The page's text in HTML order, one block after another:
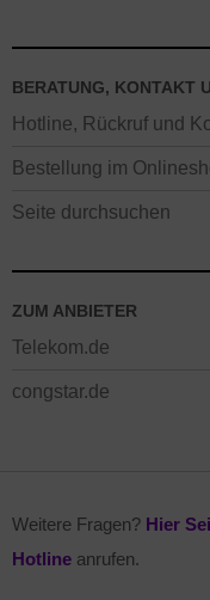
BERATUNG, KONTAKT
Hotline, Rückruf und
Bestellung im
Seite durchsuchen
ZUM ANBIETER
Telekom.de
congstar.de
Weitere Fragen? Hier
Hotline anrufen.